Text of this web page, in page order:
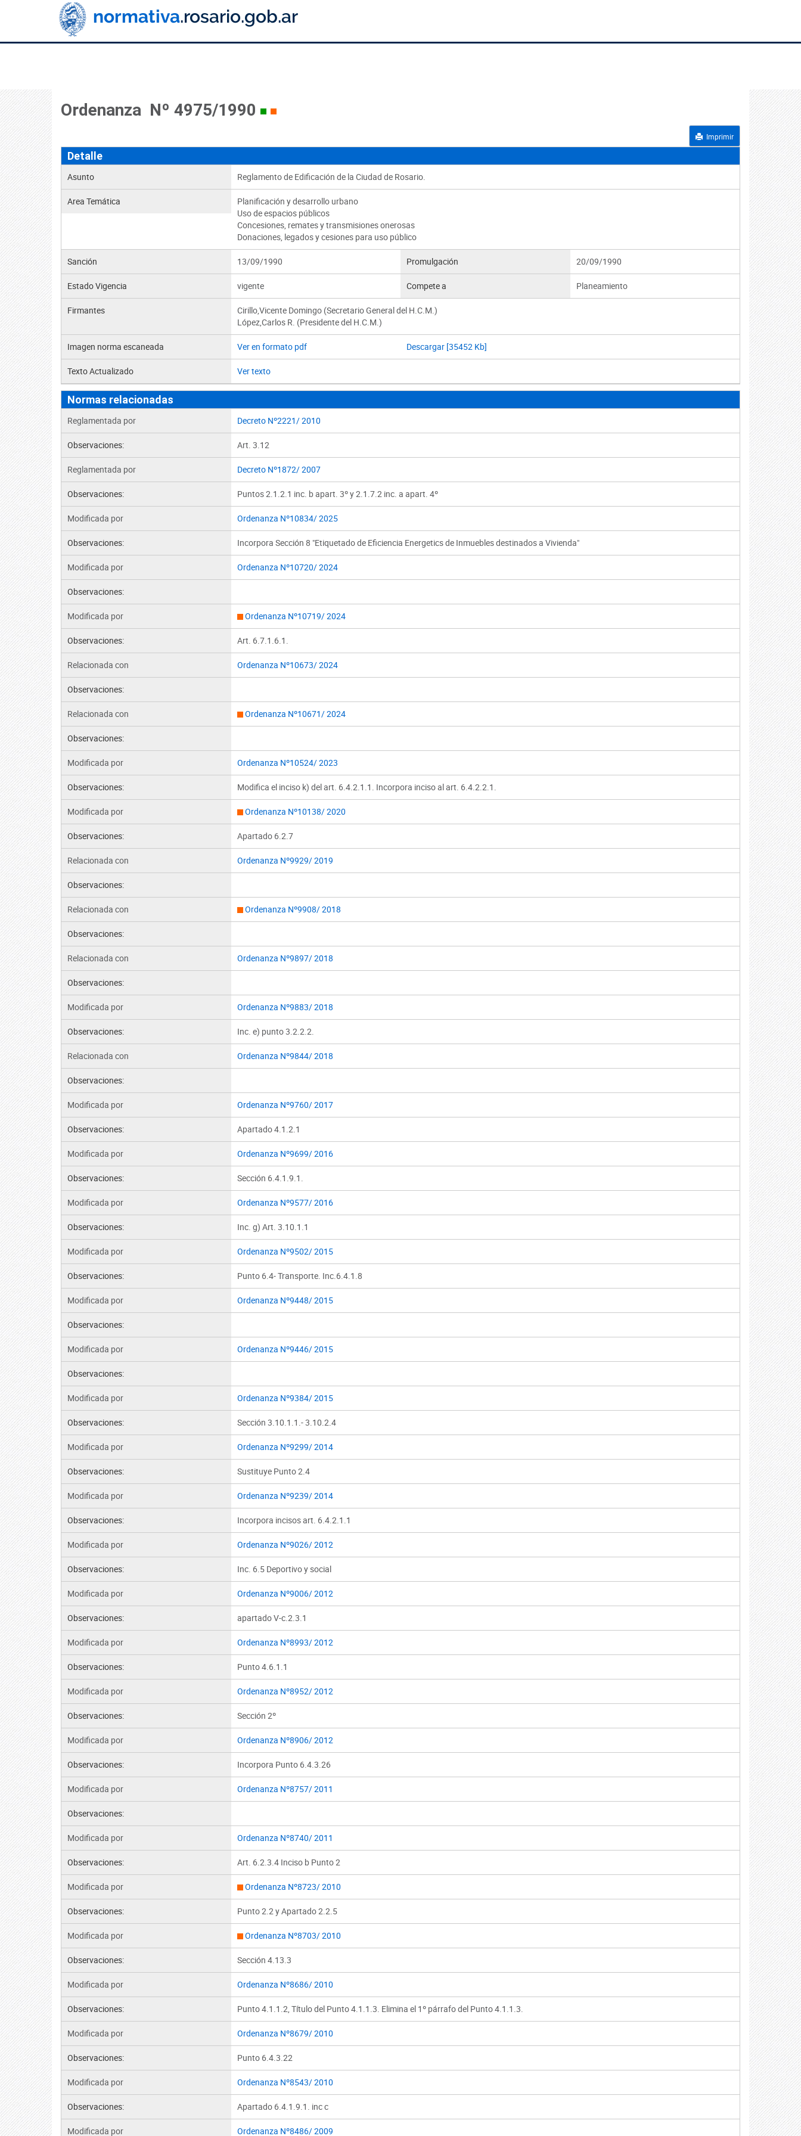
Ordenanza Nº 4975/1990
Imprimir
Detalle
Asunto Reglamento de Edificación de la Ciudad de Rosario.
Area Temática
Planificación y desarrollo urbano
Uso de espacios públicos
Concesiones, remates y transmisiones onerosas
Donaciones, legados y cesiones para uso público
Sanción 13/09/1990 Promulgación 20/09/1990
Estado Vigencia vigente Compete a Planeamiento
Firmantes
Cirillo,Vicente Domingo (Secretario General del H.C.M.)
López,Carlos R. (Presidente del H.C.M.)
Imagen norma escaneada Ver en formato pdf Descargar [35452 Kb]
Texto Actualizado Ver texto
Normas relacionadas
Reglamentada por Decreto Nº2221/ 2010
Observaciones: Art. 3.12
Reglamentada por Decreto Nº1872/ 2007
Observaciones: Puntos 2.1.2.1 inc. b apart. 3º y 2.1.7.2 inc. a apart. 4º
Modificada por Ordenanza Nº10834/ 2025
Observaciones: Incorpora Sección 8 "Etiquetado de Eficiencia Energetics de Inmuebles destinados a Vivienda"
Modificada por Ordenanza Nº10720/ 2024
Observaciones:
Modificada por Ordenanza Nº10719/ 2024
Observaciones: Art. 6.7.1.6.1.
Relacionada con Ordenanza Nº10673/ 2024
Observaciones:
Relacionada con Ordenanza Nº10671/ 2024
Observaciones:
Modificada por Ordenanza Nº10524/ 2023
Observaciones: Modifica el inciso k) del art. 6.4.2.1.1. Incorpora inciso al art. 6.4.2.2.1.
Modificada por Ordenanza Nº10138/ 2020
Observaciones: Apartado 6.2.7
Relacionada con Ordenanza Nº9929/ 2019
Observaciones:
Relacionada con Ordenanza Nº9908/ 2018
Observaciones:
Relacionada con Ordenanza Nº9897/ 2018
Observaciones:
Modificada por Ordenanza Nº9883/ 2018
Observaciones: Inc. e) punto 3.2.2.2.
Relacionada con Ordenanza Nº9844/ 2018
Observaciones:
Modificada por Ordenanza Nº9760/ 2017
Observaciones: Apartado 4.1.2.1
Modificada por Ordenanza Nº9699/ 2016
Observaciones: Sección 6.4.1.9.1.
Modificada por Ordenanza Nº9577/ 2016
Observaciones: Inc. g) Art. 3.10.1.1
Modificada por Ordenanza Nº9502/ 2015
Observaciones: Punto 6.4- Transporte. Inc.6.4.1.8
Modificada por Ordenanza Nº9448/ 2015
Observaciones:
Modificada por Ordenanza Nº9446/ 2015
Observaciones:
Modificada por Ordenanza Nº9384/ 2015
Observaciones: Sección 3.10.1.1.- 3.10.2.4
Modificada por Ordenanza Nº9299/ 2014
Observaciones: Sustituye Punto 2.4
Modificada por Ordenanza Nº9239/ 2014
Observaciones: Incorpora incisos art. 6.4.2.1.1
Modificada por Ordenanza Nº9026/ 2012
Observaciones: Inc. 6.5 Deportivo y social
Modificada por Ordenanza Nº9006/ 2012
Observaciones: apartado V-c.2.3.1
Modificada por Ordenanza Nº8993/ 2012
Observaciones: Punto 4.6.1.1
Modificada por Ordenanza Nº8952/ 2012
Observaciones: Sección 2º
Modificada por Ordenanza Nº8906/ 2012
Observaciones: Incorpora Punto 6.4.3.26
Modificada por Ordenanza Nº8757/ 2011
Observaciones:
Modificada por Ordenanza Nº8740/ 2011
Observaciones: Art. 6.2.3.4 Inciso b Punto 2
Modificada por Ordenanza Nº8723/ 2010
Observaciones: Punto 2.2 y Apartado 2.2.5
Modificada por Ordenanza Nº8703/ 2010
Observaciones: Sección 4.13.3
Modificada por Ordenanza Nº8686/ 2010
Observaciones: Punto 4.1.1.2, Título del Punto 4.1.1.3. Elimina el 1º párrafo del Punto 4.1.1.3.
Modificada por Ordenanza Nº8679/ 2010
Observaciones: Punto 6.4.3.22
Modificada por Ordenanza Nº8543/ 2010
Observaciones: Apartado 6.4.1.9.1. inc c
Modificada por Ordenanza Nº8486/ 2009